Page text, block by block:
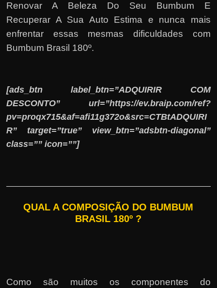
Renovar A Beleza Do Seu Bumbum E
Recuperar A Sua Auto Estima e nunca mais
enfrentar essas mesmas dificuldades com
Bumbum Brasil 180º.
[ads_btn label_btn=”ADQUIRIR COM
DESCONTO” url=”https://ev.braip.com/ref?
pv=proqx715&af=afi11g372o&src=CTBtADQUIRI
R” target=”true” view_btn=”adsbtn-diagonal”
class=”” icon=””]
QUAL A COMPOSIÇÃO DO BUMBUM
BRASIL 180º ?
Como são muitos os componentes do